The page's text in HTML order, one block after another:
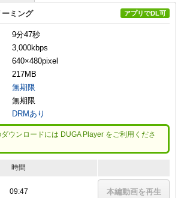
ミング アプリでDL可
9分47秒
3,000kbps
640×480pixel
217MB
無期限
無期限
DRMあり
ウンロードには DUGA Player をご利用くださ
時間
09:47 本編動画を再生